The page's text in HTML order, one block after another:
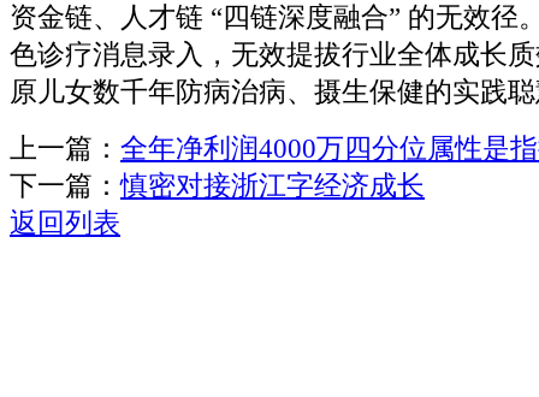
资金链、人才链 “四链深度融合” 的无效径
色诊疗消息录入，无效提拔行业全体成长
原儿女数千年防病治病、摄生保健的实践
上一篇： 全年净利润4000万四分位属性是
下一篇：慎密对接浙江字经济成长
返回列表